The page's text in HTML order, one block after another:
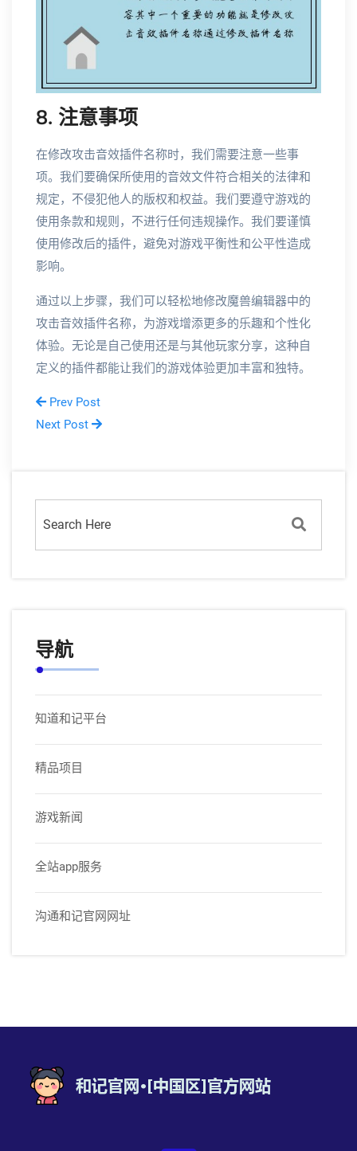
8. 注意事项
在修改攻击音效插件名称时，我们需要注意一些事
项。我们要确保所使用的音效文件符合相关的法律和
规定，不侵犯他人的版权和权益。我们要遵守游戏的
使用条款和规则，不进行任何违规操作。我们要谨慎
使用修改后的插件，避免对游戏平衡性和公平性造成
影响。
通过以上步骤，我们可以轻松地修改魔兽编辑器中的
攻击音效插件名称，为游戏增添更多的乐趣和个性化
体验。无论是自己使用还是与其他玩家分享，这种自
定义的插件都能让我们的游戏体验更加丰富和独特。
Prev Post
Next Post
导航
知道和记平台
精品项目
游戏新闻
全站app服务
沟通和记官网网址